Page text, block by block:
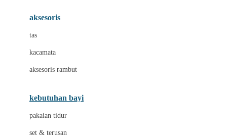
Baabaasheepz
Baby Dove
Baby Jogger
aksesoris
tas
kacamata
aksesoris rambut
kebutuhan bayi
pakaian tidur
set & terusan